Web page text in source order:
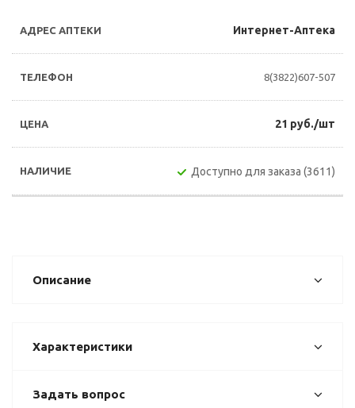
Интернет-Аптека
8(3822)607-507
21 руб./шт
Доступно для заказа (3611)
Описание
Характеристики
Задать вопрос